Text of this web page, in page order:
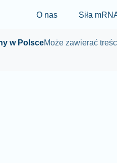
O nas Siła
w PolsceMoże zawierać